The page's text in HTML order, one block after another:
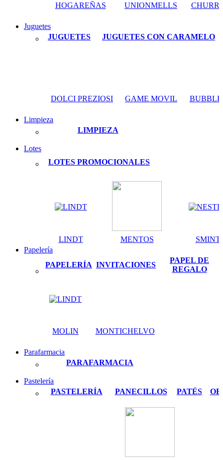
HOGAREÑAS UNIONMELLS
Juguetes
JUGUETES
JUGUETES CON CARAMELO
DOLCI PREZIOSI GAME MOVIL
Limpieza
LIMPIEZA
Lotes
LOTES PROMOCIONALES
LINDT MENTOS
SMINT
Papelería
PAPELERÍA INVITACIONES
PAPEL DE
REGALO
MOLIN MONTICHELVO
Parafarmacia
PARAFARMACIA
Pastelería
PASTELERÍA
PANECILLOS PATÉS